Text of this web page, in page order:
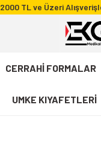
2000 TL ve Üzeri
CERRAHİ FORMALAR
UMKE KIYAFETLERİ